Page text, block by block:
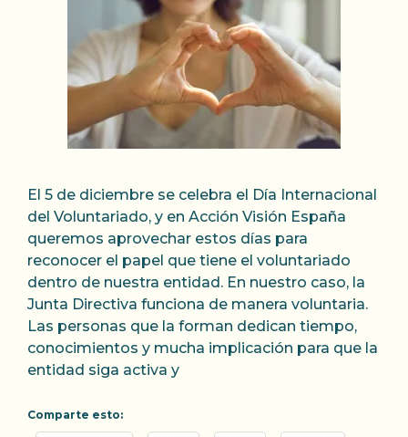
El 5 de diciembre se celebra el Día Internacional
del Voluntariado, y en Acción Visión España
queremos aprovechar estos días para
reconocer el papel que tiene el voluntariado
dentro de nuestra entidad. En nuestro caso, la
Junta Directiva funciona de manera voluntaria.
Las personas que la forman dedican tiempo,
conocimientos y mucha implicación para que la
entidad siga activa y
Comparte esto: